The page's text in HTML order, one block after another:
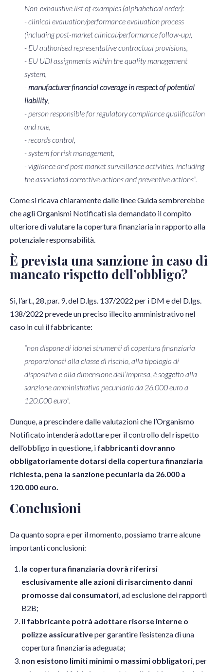
Non-exhaustive list of examples (alphabetical order):
- clinical evaluation/performance evaluation process
(including post-market clinical/performance follow-up),
- EU authorised representative contractual provisions,
- EU UDI assignments within the quality management
system,
-manufacturer financial coverage in respect of potential
liability,
- person responsible for regulatory compliance qualification
and role,
- records control,
- system for risk management,
- vigilance and post market surveillance activities, including
the associated corrective actions and preventive actions”.
Come si ricava chiaramente dalle linee Guida sembrerebbe
che agli Organismi Notificati sia demandato il compito
ulteriore di valutare la copertura finanziaria in rapporto alla
potenziale responsabilità.
È prevista una sanzione in caso di
mancato rispetto dell’obbligo?
Sì, l’art., 28, par. 9, del D.lgs. 137/2022 per i DM e del D.lgs.
138/2022 prevede un preciso illecito amministrativo nel
caso in cui il fabbricante:
“non dispone di idonei strumenti di copertura finanziaria
proporzionati alla classe di rischio, alla tipologia di
dispositivo e alla dimensione dell’impresa, è soggetto alla
sanzione amministrativa pecuniaria da 26.000 euro a
120.000 euro”.
Dunque, a prescindere dalle valutazioni che l’Organismo
Notificato intenderà adottare per il controllo del rispetto
dell’obbligo in questione, i fabbricanti dovranno
obbligatoriamente dotarsi della copertura finanziaria
richiesta, pena la sanzione pecuniaria da 26.000 a
120.000 euro.
Conclusioni
Da quanto sopra e per il momento, possiamo trarre alcune
importanti conclusioni:
la copertura finanziaria dovrà riferirsi
esclusivamente alle azioni di risarcimento danni
promosse dai consumatori, ad esclusione dei rapporti
B2B;
il fabbricante potrà adottare risorse interne o
polizze assicurativeper garantire l’esistenza di una
copertura finanziaria adeguata;
non esistono limiti minimi o massimi obbligatori, per